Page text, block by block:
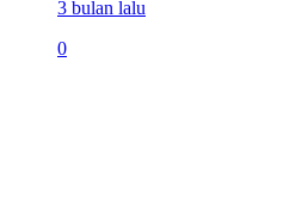
3 bulan lalu
0